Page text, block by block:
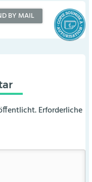
BY MAIL
Erforderliche